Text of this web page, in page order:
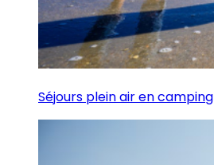
Séjours plein air en camping